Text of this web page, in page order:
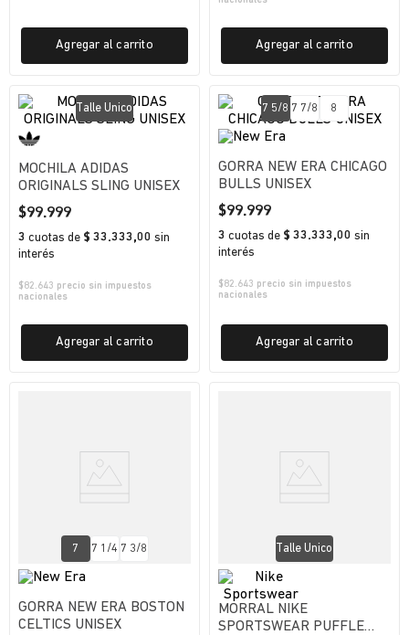
Agregar al carrito Agregar al carrito
Talle Unico
MOCHILA ADIDAS
ORIGINALS SLING UNISEX
$99.999
3 cuotas de $ 33.333,00 sin
interés
$82.643 precio sin impuestos
nacionales
Agregar al carrito
7 5/8 7 7/8 8
GORRA NEW ERA CHICAGO
BULLS UNISEX
$99.999
3 cuotas de $ 33.333,00 sin
interés
$82.643 precio sin impuestos
nacionales
Agregar al carrito
7 7 1/4 7 3/8
GORRA NEW ERA BOSTON
CELTICS UNISEX
Talle Unico
MORRAL NIKE
SPORTSWEAR PUFFLE